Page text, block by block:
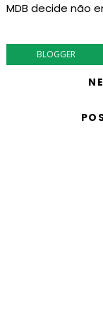
MDB decide não
BLOGGER